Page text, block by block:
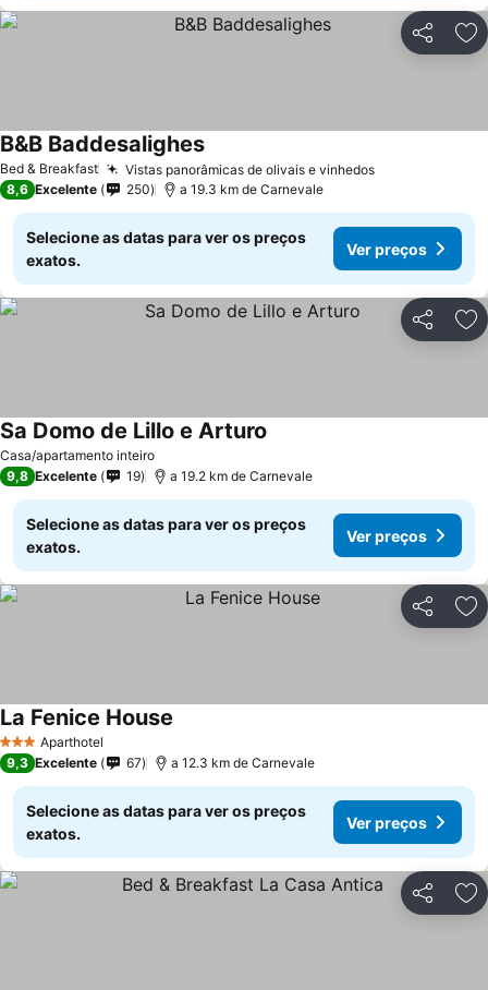
Partilhar
Bed & Breakfast Vistas panorâmicas de olivais e vinhedos
B&B Baddesalighes
8,6 Excelente 250 a 19.3 km de Carnevale
Selecione as datas para ver os preços
exatos.
Ver preços
Partilhar
Casa/apartamento inteiro
Sa Domo de Lillo e Arturo
9,8 Excelente 19 a 19.2 km de Carnevale
Selecione as datas para ver os preços
exatos.
Ver preços
Partilhar
3 EstrelasAparthotel
La Fenice House
9,3 Excelente 67 a 12.3 km de Carnevale
Selecione as datas para ver os preços
exatos.
Ver preços
Partilhar